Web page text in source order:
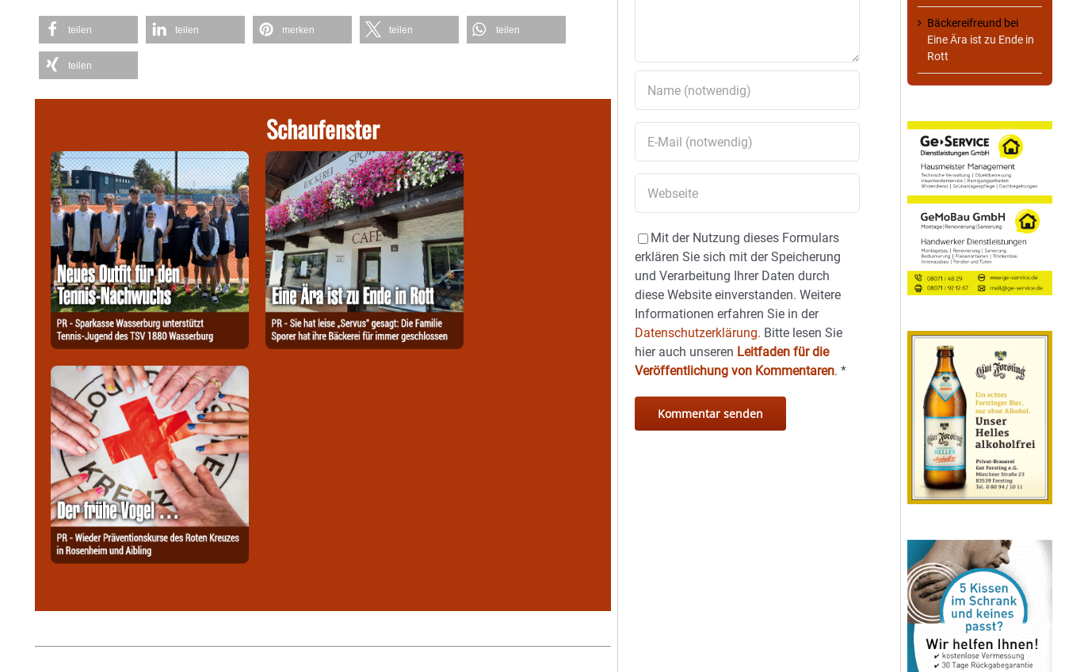
teilen teilen merken teilen teilen
teilen
Schaufenster
Mit der Nutzung dieses Formulars
erklären Sie sich mit der Speicherung
und Verarbeitung Ihrer Daten durch
diese Website einverstanden. Weitere
Informationen erfahren Sie in der
Datenschutzerklärung. Bitte lesen Sie
hier auch unseren Leitfaden für die
Veröffentlichung von Kommentaren.*
Bäckereifreund bei
Eine Ära ist zu Ende in
Rott